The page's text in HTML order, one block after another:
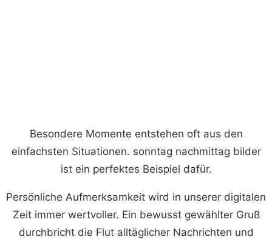
Besondere Momente entstehen oft aus den
einfachsten Situationen. sonntag nachmittag bilder
ist ein perfektes Beispiel dafür.
Persönliche Aufmerksamkeit wird in unserer digitalen
Zeit immer wertvoller. Ein bewusst gewählter Gruß
durchbricht die Flut alltäglicher Nachrichten und